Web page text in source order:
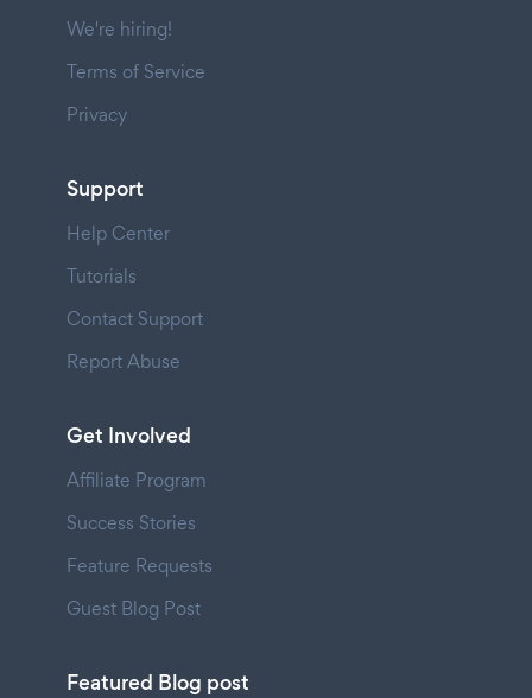
We're hiring!
Terms of Service
Privacy
Support
Help Center
Tutorials
Contact Support
Report Abuse
Get Involved
Affiliate Program
Success Stories
Feature Requests
Guest Blog Post
Featured Blog post